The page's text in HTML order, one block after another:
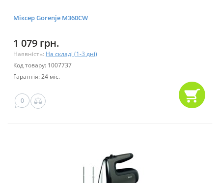
Міксер Gorenje M360CW
1 079 грн.
Наявність: На складі (1-3 дні)
Код товару: 1007737
Гарантія: 24 міс.
0